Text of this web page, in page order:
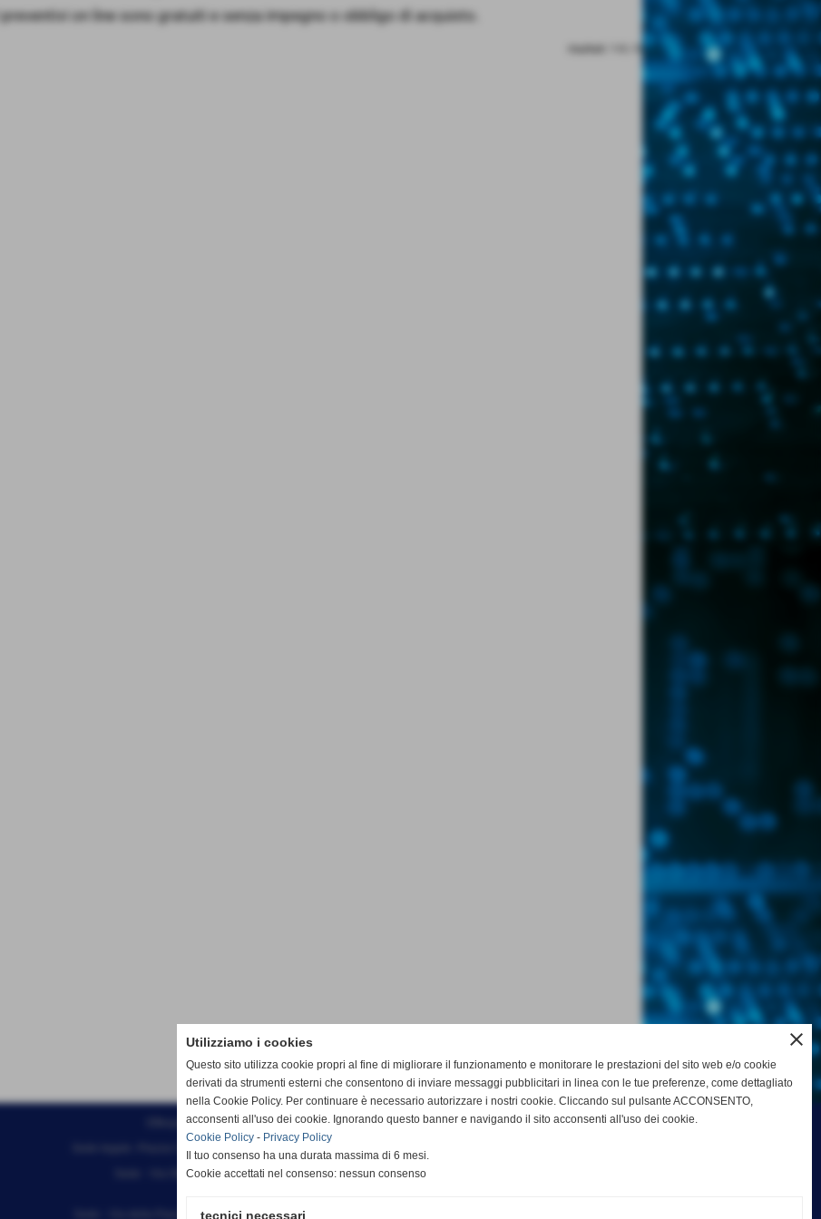
I preventivi on line sono gratuiti e senza impegno o obbligo di acquisto.
Effesystem di Fabio Favati
Sede legale -Piazza Carducci 18 55045 Pietrasanta (LU)
Sede - Via Ottorino Ciabattini Viareggio
Sede - Via della Piazza Bianca 15 56025 Pontedera (PI)
close
Utilizziamo i cookies
Questo sito utilizza cookie propri al fine di migliorare il funzionamento e monitorare le prestazioni del sito web e/o cookie
derivati da strumenti esterni che consentono di inviare messaggi pubblicitari in linea con le tue preferenze, come dettagliato
nella Cookie Policy. Per continuare è necessario autorizzare i nostri cookie. Cliccando sul pulsante ACCONSENTO,
acconsenti all'uso dei cookie. Ignorando questo banner e navigando il sito acconsenti all'uso dei cookie.
Cookie Policy - Privacy Policy
Il tuo consenso ha una durata massima di 6 mesi.
Cookie accettati nel consenso: nessun consenso
tecnici necessari